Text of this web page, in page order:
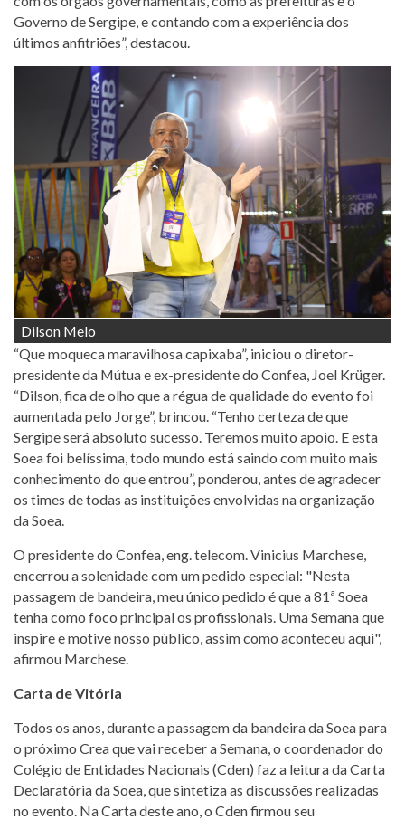
Governo de Sergipe, e contando com a experiência dos
últimos anfitriões”, destacou.
Dilson Melo
“Que moqueca maravilhosa capixaba”, iniciou o diretor-
presidente da Mútua e ex-presidente do Confea, Joel Krüger.
“Dilson, fica de olho que a régua de qualidade do evento foi
aumentada pelo Jorge”, brincou. “Tenho certeza de que
Sergipe será absoluto sucesso. Teremos muito apoio. E esta
Soea foi belíssima, todo mundo está saindo com muito mais
conhecimento do que entrou”, ponderou, antes de agradecer
os times de todas as instituições envolvidas na organização
da Soea.
O presidente do Confea, eng. telecom. Vinicius Marchese,
encerrou a solenidade com um pedido especial: "Nesta
passagem de bandeira, meu único pedido é que a 81ª Soea
tenha como foco principal os profissionais. Uma Semana que
inspire e motive nosso público, assim como aconteceu aqui",
afirmou Marchese.
Carta de Vitória
Todos os anos, durante a passagem da bandeira da Soea para
o próximo Crea que vai receber a Semana, o coordenador do
Colégio de Entidades Nacionais (Cden) faz a leitura da Carta
Declaratória da Soea, que sintetiza as discussões realizadas
no evento. Na Carta deste ano, o Cden firmou seu